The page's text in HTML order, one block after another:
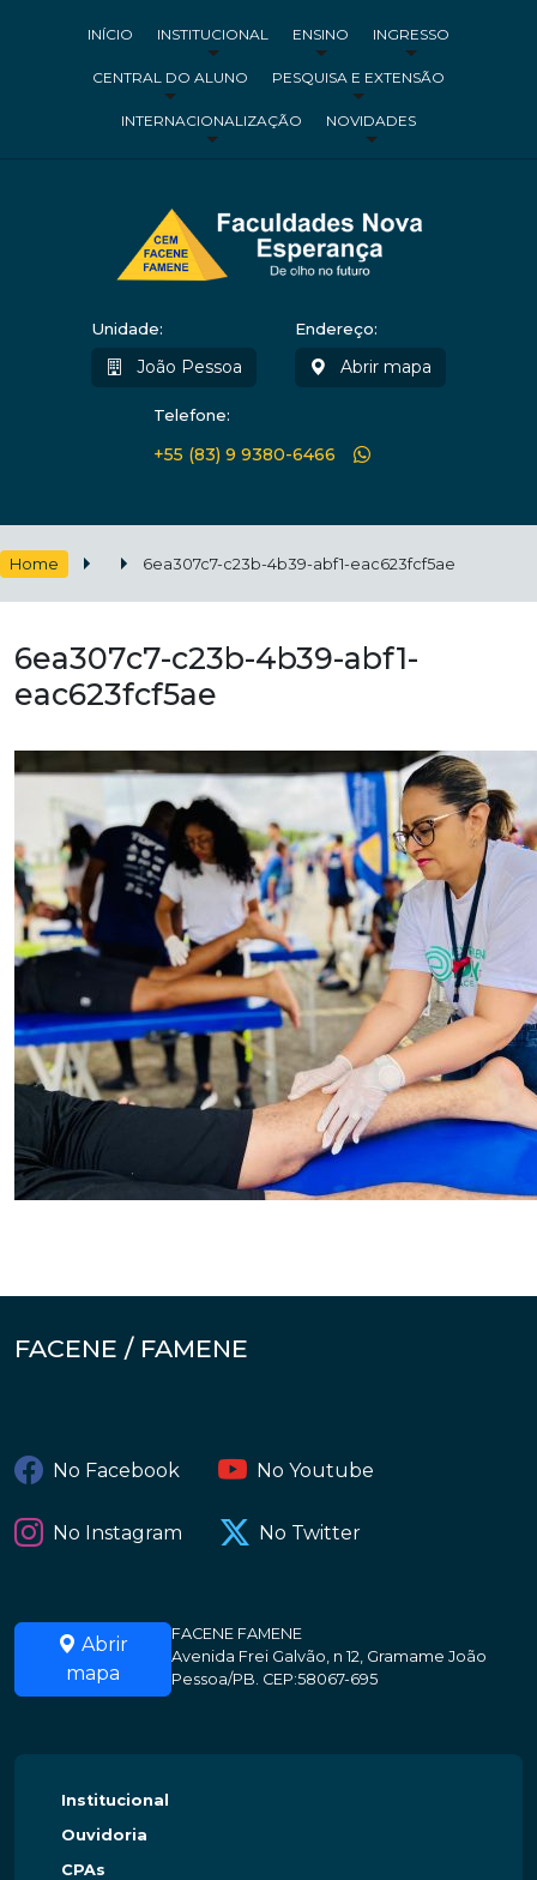
INÍCIO INSTITUCIONAL ENSINO INGRESSO
CENTRAL DO ALUNO PESQUISA E EXTENSÃO
INTERNACIONALIZAÇÃO NOVIDADES
Unidade:
João Pessoa
Endereço:
Abrir mapa
Telefone:
+55 (83) 9 9380-6466
Home 6ea307c7-c23b-4b39-abf1-eac623fcf5ae
6ea307c7-c23b-4b39-abf1-
eac623fcf5ae
FACENE / FAMENE
No Facebook No Youtube
No Instagram No Twitter
Abrir
mapa
FACENE FAMENE
Avenida Frei Galvão, n 12, Gramame João
Pessoa/PB. CEP:58067-695
Institucional
Ouvidoria
CPAs